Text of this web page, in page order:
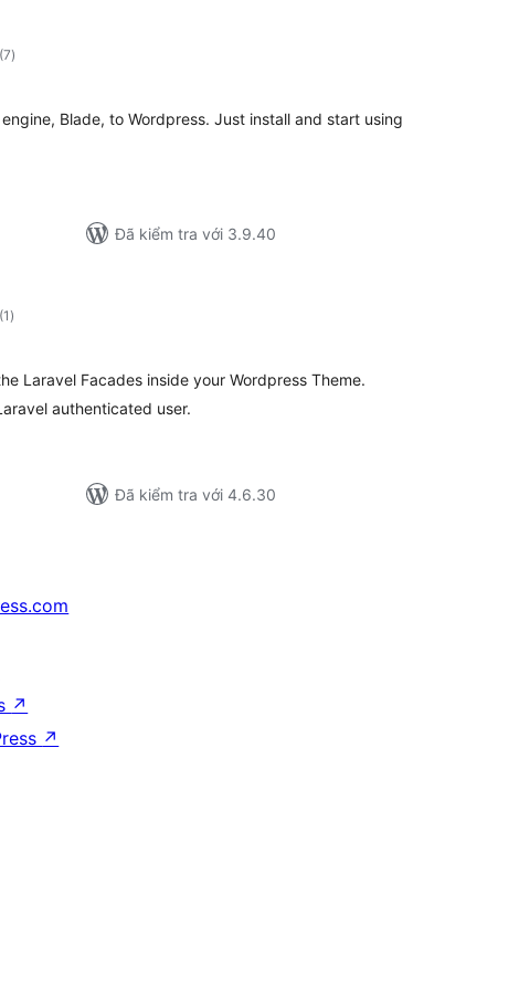
(7tổng
đánh
)
Blade, to Wordpress. Just install and start using
Đã kiểm tra với 3.9.40
(1 tổng
đánh
)
Laravel Facades inside your Wordpress Theme.
authenticated user.
Đã kiểm tra với 4.6.30
↗
↗